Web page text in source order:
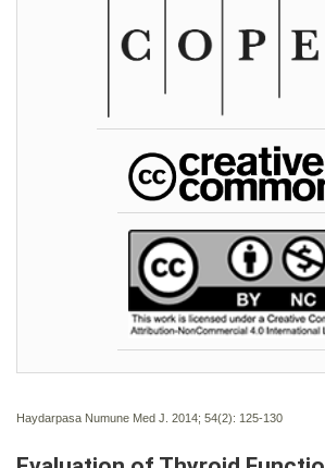
Haydarpasa Numune Med J. 2014; 54(2): 125-130